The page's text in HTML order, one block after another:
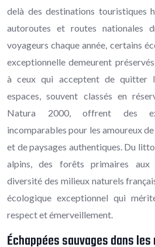
delà des destinations touristiques
autoroutes et routes nationales
voyageurs chaque année, certains
exceptionnelle demeurent
à ceux qui acceptent de quitter
espaces, souvent classés en
Natura 2000, offrent des
incomparables pour les amoureux
et de paysages authentiques. Du
alpins, des forêts primaires aux
diversité des milieux naturels
écologique exceptionnel qui
respect et émerveillement.
Échappées sauvages dans